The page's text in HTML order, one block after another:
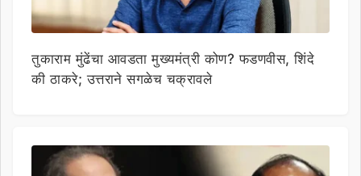
तुकाराम मुंढेंचा आवडता मुख्यमंत्री कोण? फडणवीस, शिंदे
की ठाकरे; उत्तराने सगळेच चक्रावले